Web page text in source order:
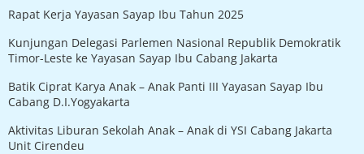
Rapat Kerja Yayasan Sayap Ibu Tahun 2025
Kunjungan Delegasi Parlemen Nasional Republik Demokratik
Timor-Leste ke Yayasan Sayap Ibu Cabang Jakarta
Batik Ciprat Karya Anak – Anak Panti III Yayasan Sayap Ibu
Cabang D.I.Yogyakarta
Aktivitas Liburan Sekolah Anak – Anak di YSI Cabang Jakarta
Unit Cirendeu